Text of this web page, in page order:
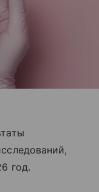
год.